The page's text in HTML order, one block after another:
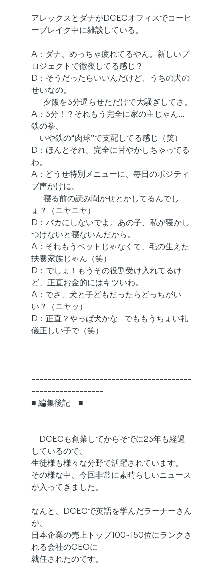
アレックスとダナがDCECオフィスでコーヒ
ーブレイク中に雑談している。
A：ダナ、めっちゃ疲れてるやん。新しいプ
ロジェクトで徹夜してる感じ？
D：そうだったらいいんだけど、うちの犬の
せいなの。
夕飯を3分遅らせただけで大騒ぎしてさ。
A：3分！？それもう完全に家の主じゃん…
鉄の拳、
いや鉄の“肉球”で支配してる感じ（笑）
D：ほんとそれ。完全に甘やかしちゃってる
わ。
A：どうせ特別メニューに、毎日のポジティ
ブ声かけに、
寝る前の読み聞かせとかしてるんでし
ょ？（ニヤニヤ）
D：バカにしないでよ。あの子、私が寝かし
つけないと寝ないんだから。
A：それもうペットじゃなくて、毛の生えた
扶養家族じゃん（笑）
D：でしょ！もうその役割受け入れてるけ
ど、正直お金的にはキツいわ。
A：でさ、犬と子どもだったらどっちがい
い？（ニヤッ）
D：正直？やっぱ犬かな…でももうちょい礼
儀正しい子で（笑）
----------------------------------------
------------------
■ 編集後記　■
DCECも創業してからそでに23年も経過
しているので、
生徒様も様々な分野で活躍されています。
その様な中、今回非常に素晴らしいニュース
が入ってきました。
なんと、DCECで英語を学んだラーナーさん
が、
日本企業の売上トップ100~150位にランクさ
れる会社のCEOに
就任されたのです。